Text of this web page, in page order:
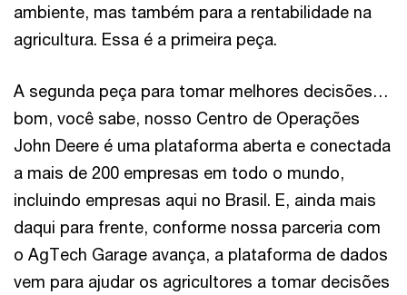
ambiente, mas também para a rentabilidade na
agricultura. Essa é a primeira peça.
A segunda peça para tomar melhores decisões…
bom, você sabe, nosso Centro de Operações
John Deere é uma plataforma aberta e conectada
a mais de 200 empresas em todo o mundo,
incluindo empresas aqui no Brasil. E, ainda mais
daqui para frente, conforme nossa parceria com
o AgTech Garage avança, a plataforma de dados
vem para ajudar os agricultores a tomar decisões